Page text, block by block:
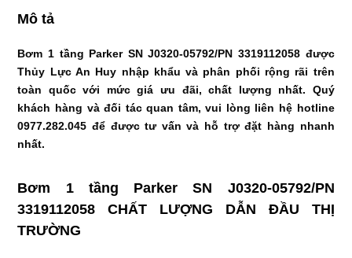
Mô tả
Bơm 1 tầng Parker SN J0320-05792/PN 3319112058 được
Thủy Lực An Huy nhập khẩu và phân phối rộng rãi trên
toàn quốc với mức giá ưu đãi, chất lượng nhất. Quý
khách hàng và đối tác quan tâm, vui lòng liên hệ hotline
0977.282.045 để được tư vấn và hỗ trợ đặt hàng nhanh
nhất.
Bơm 1 tầng Parker SN J0320-05792/PN
3319112058 CHẤT LƯỢNG DẪN ĐẦU THỊ
TRƯỜNG